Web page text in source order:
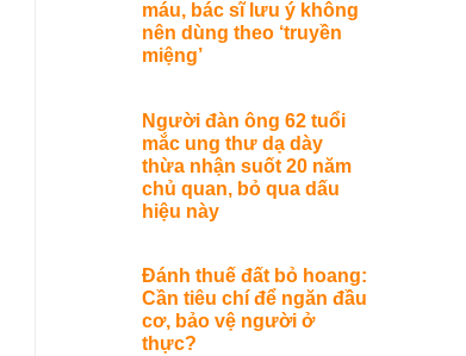
máu, bác sĩ lưu ý không
nên dùng theo ‘truyền
miệng’
Người đàn ông 62 tuổi
mắc ung thư dạ dày
thừa nhận suốt 20 năm
chủ quan, bỏ qua dấu
hiệu này
Đánh thuế đất bỏ hoang:
Cần tiêu chí để ngăn đầu
cơ, bảo vệ người ở
thực?